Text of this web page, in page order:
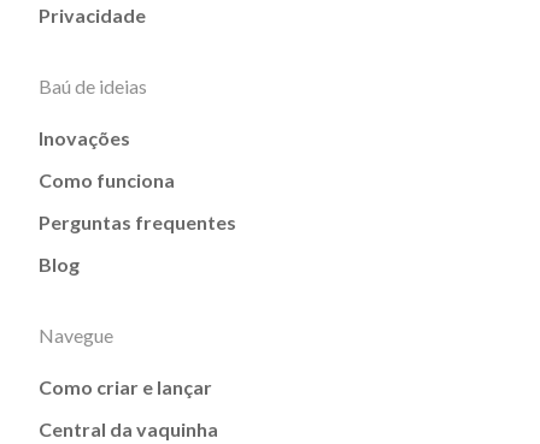
Privacidade
Baú de ideias
Inovações
Como funciona
Perguntas frequentes
Blog
Navegue
Como criar e lançar
Central da vaquinha